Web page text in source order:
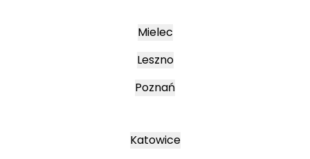
Mielec
Leszno
Poznań
Katowice